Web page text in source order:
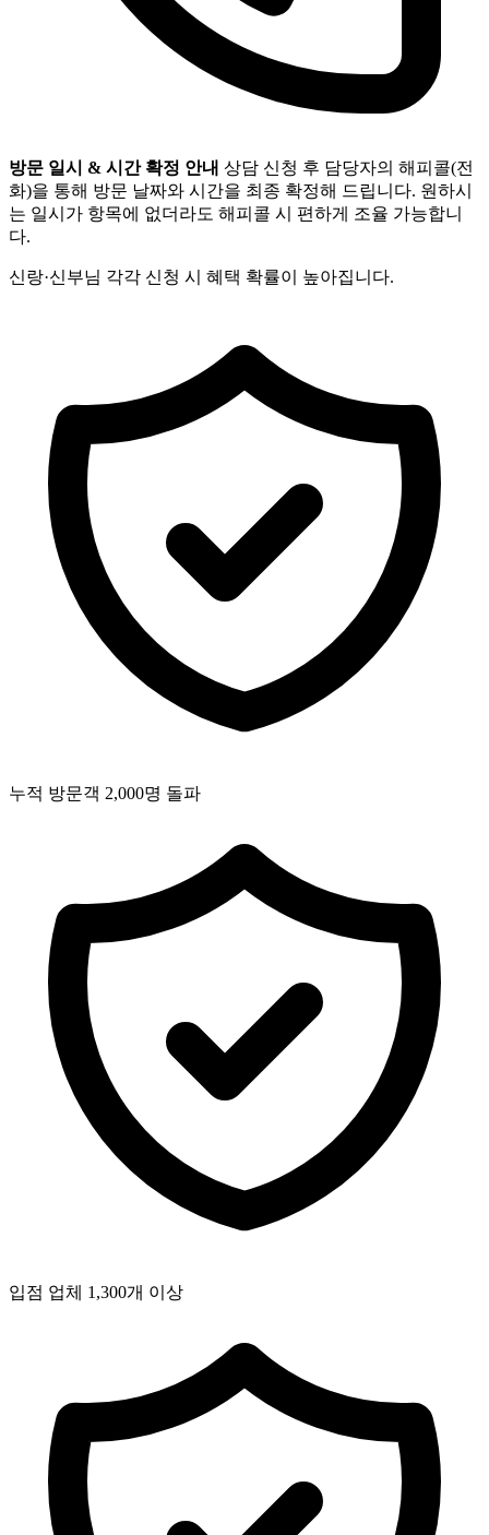
방문 일시 & 시간 확정 안내 상담 신청 후 담당자의 해피콜(전
화)을 통해 방문 날짜와 시간을 최종 확정해 드립니다. 원하시
는 일시가 항목에 없더라도 해피콜 시 편하게 조율 가능합니
다.
신랑·신부님 각각 신청 시 혜택 확률이 높아집니다.
누적 방문객 2,000명 돌파
입점 업체 1,300개 이상